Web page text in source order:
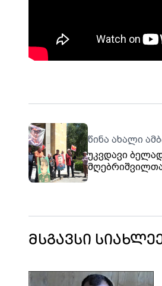
წინა ახალი
უკვდავი
მსგავსი